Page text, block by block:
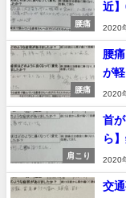
腰痛
近
2020
腰痛
腰
が
2020
肩こり
首
ら
2020
交